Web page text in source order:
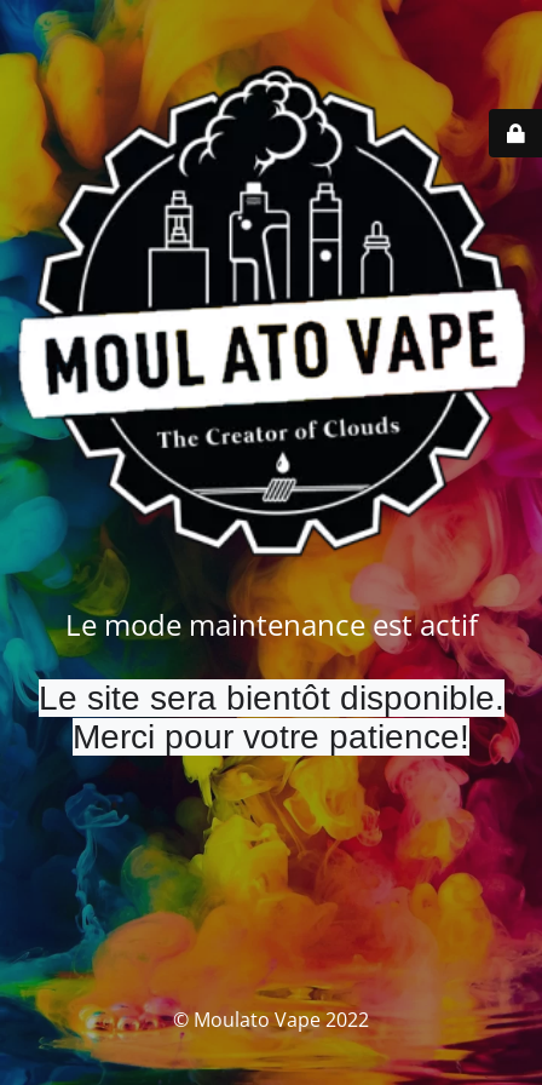
Le mode maintenance est actif
Le site sera bientôt disponible.
Merci pour votre patience!
© Moulato Vape 2022